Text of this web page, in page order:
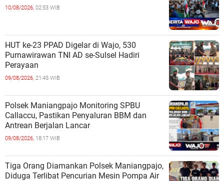
10/08/2026, 02:53 WIB
HUT ke-23 PPAD Digelar di Wajo, 530
Purnawirawan TNI AD se-Sulsel Hadiri
Perayaan
09/08/2026, 21:45 WIB
Polsek Maniangpajo Monitoring SPBU
Callaccu, Pastikan Penyaluran BBM dan
Antrean Berjalan Lancar
09/08/2026, 18:17 WIB
Tiga Orang Diamankan Polsek Maniangpajo,
Diduga Terlibat Pencurian Mesin Pompa Air